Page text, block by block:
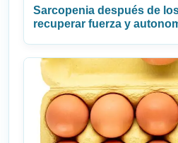
Sarcopenia después de
recuperar fuerza y